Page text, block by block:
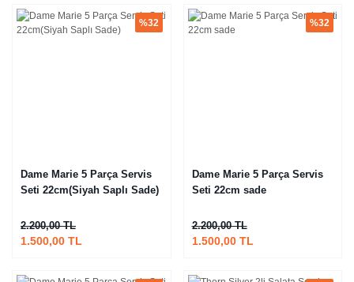
%32
Dame Marie 5 Parça Servis
Seti 22cm(Siyah Saplı Sade)
2.200,00 TL
1.500,00 TL
%32
Dame Marie 5 Parça Servis
Seti 22cm sade
2.200,00 TL
1.500,00 TL